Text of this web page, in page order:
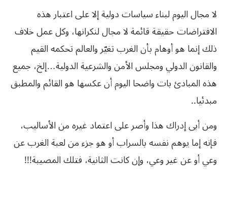
لا مجال اليوم لبناء سياسات دولية إلا على اعتبار هذه
الافتراضات حقيقة قائمة لا مجال لنكرانها، وكل عمل خلاف
ذلك إنما هو أوهام بأن الغرب تغيّر والعالم تحكمه القيم
والقانون الدولي ومجلس الأمن والشرعية الدولية…إلخ، جميع
هذه المبادئ بات واضحا اليوم أن عكسها هو القائم والمطبق
مبدئيا..
ومن أبى إدراك هذا وأصر على اعتماد غيره من الأساليب،
فإنه إما يوهم نفسه بالسراب أو هو جزء من لعبة الغرب عن
وعي أو عن غير وعي، وإن كانت الثانية، فتلك المصيبة!!!